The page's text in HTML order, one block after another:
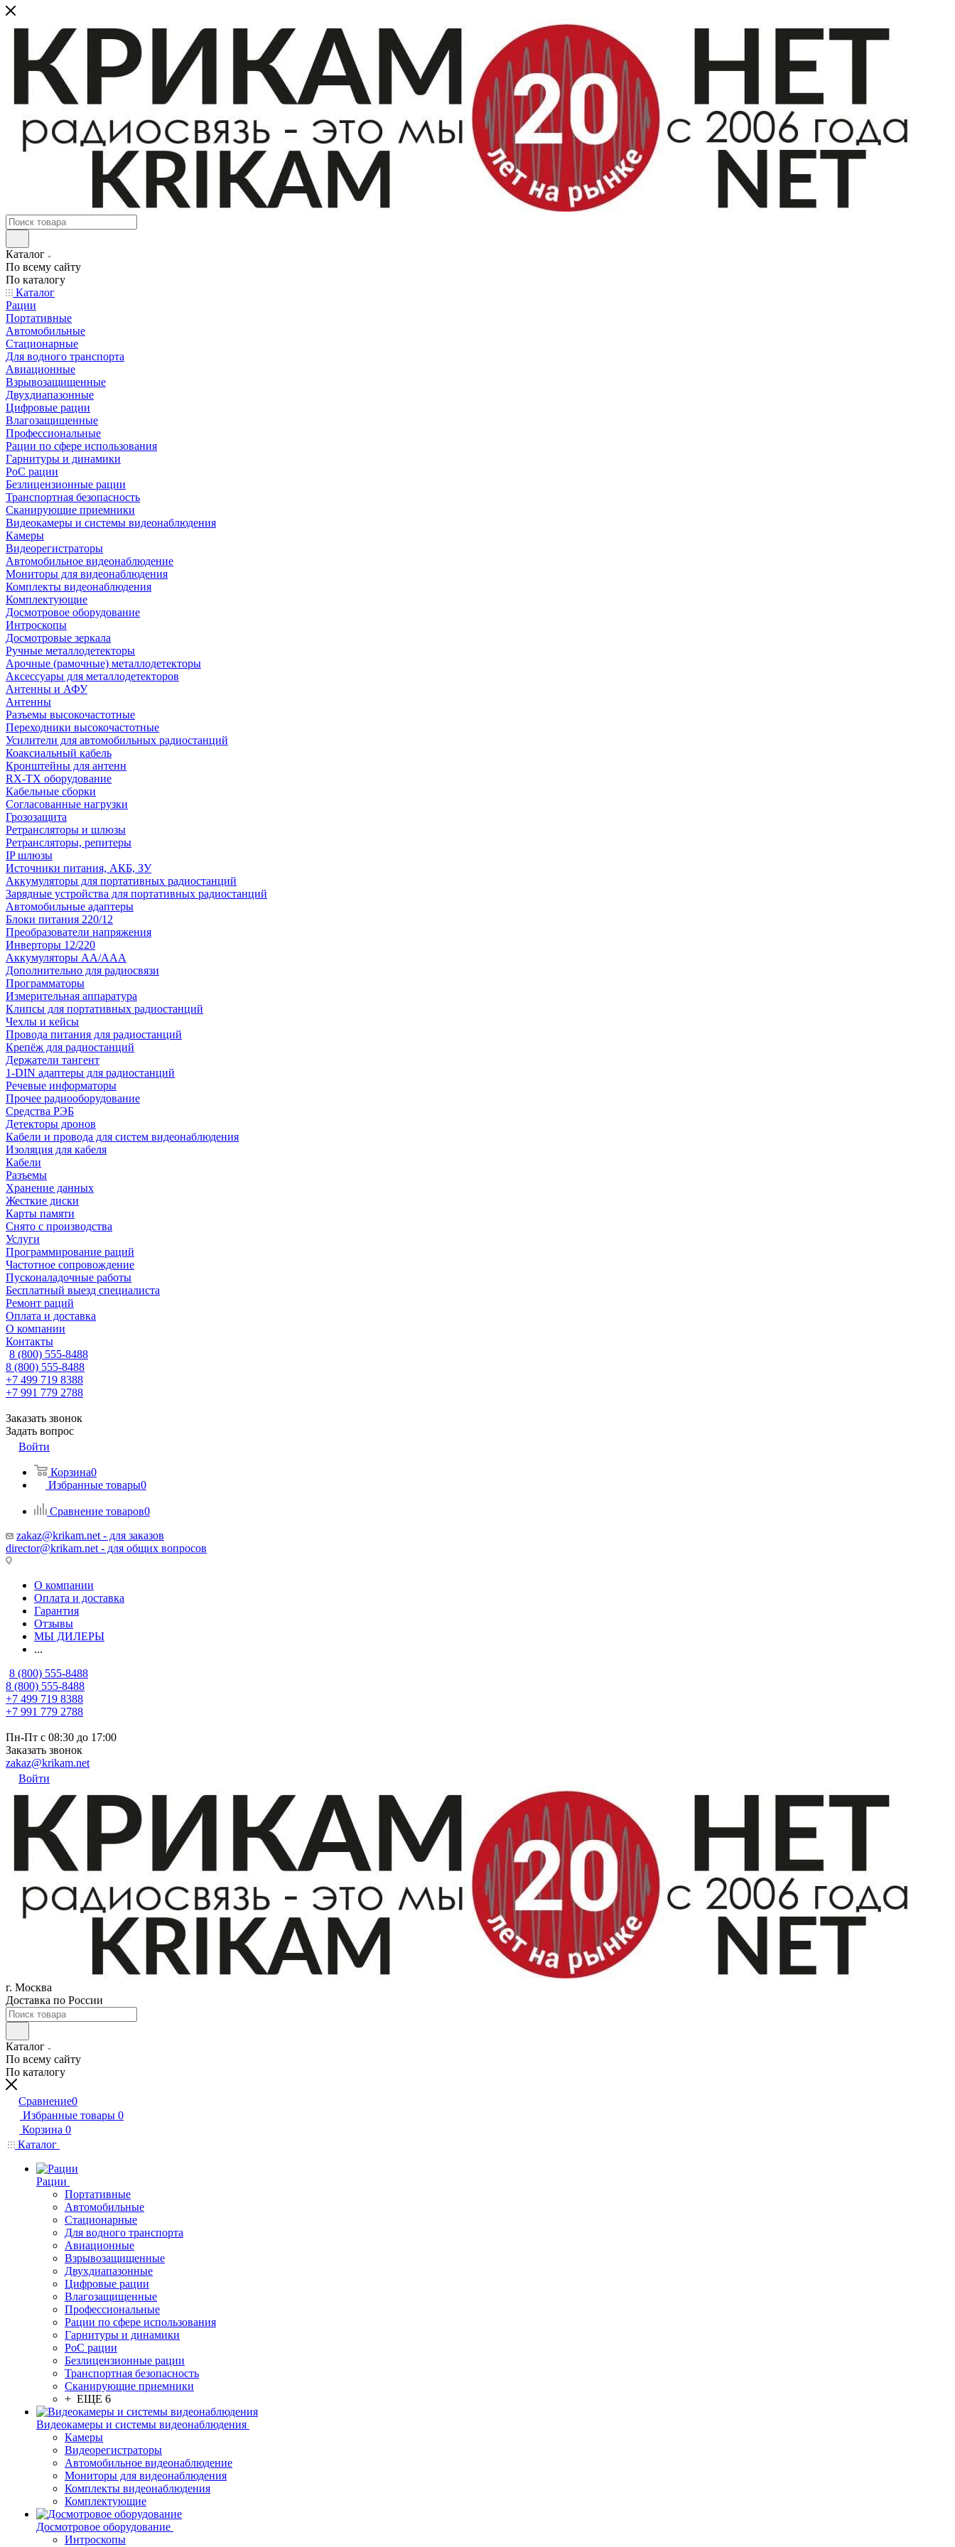
Каталог
По всему сайту
По каталогу
Каталог
Рации
Портативные
Автомобильные
Стационарные
Для водного транспорта
Авиационные
Взрывозащищенные
Двухдиапазонные
Цифровые рации
Влагозащищенные
Профессиональные
Рации по сфере использования
Гарнитуры и динамики
PoC рации
Безлицензионные рации
Транспортная безопасность
Сканирующие приемники
Видеокамеры и системы видеонаблюдения
Камеры
Видеорегистраторы
Автомобильное видеонаблюдение
Мониторы для видеонаблюдения
Комплекты видеонаблюдения
Комплектующие
Досмотровое оборудование
Интроскопы
Досмотровые зеркала
Ручные металлодетекторы
Арочные (рамочные) металлодетекторы
Аксессуары для металлодетекторов
Антенны и АФУ
Антенны
Разъемы высокочастотные
Переходники высокочастотные
Усилители для автомобильных радиостанций
Коаксиальный кабель
Кронштейны для антенн
RX-TX оборудование
Кабельные сборки
Согласованные нагрузки
Грозозащита
Ретрансляторы и шлюзы
Ретрансляторы, репитеры
IP шлюзы
Источники питания, АКБ, ЗУ
Аккумуляторы для портативных радиостанций
Зарядные устройства для портативных радиостанций
Автомобильные адаптеры
Блоки питания 220/12
Преобразователи напряжения
Инверторы 12/220
Аккумуляторы АА/ААА
Дополнительно для радиосвязи
Программаторы
Измерительная аппаратура
Клипсы для портативных радиостанций
Чехлы и кейсы
Провода питания для радиостанций
Крепёж для радиостанций
Держатели тангент
1-DIN адаптеры для радиостанций
Речевые информаторы
Прочее радиооборудование
Средства РЭБ
Детекторы дронов
Кабели и провода для систем видеонаблюдения
Изоляция для кабеля
Кабели
Разъемы
Хранение данных
Жесткие диски
Карты памяти
Снято с производства
Услуги
Программирование раций
Частотное сопровождение
Пусконаладочные работы
Бесплатный выезд специалиста
Ремонт раций
Оплата и доставка
О компании
Контакты
8 (800) 555-8488
8 (800) 555-8488
+7 499 719 8388
+7 991 779 2788
Заказать звонок
Задать вопрос
Войти
Корзина0
Избранные товары0
Сравнение товаров0
zakaz@krikam.net - для заказов
director@krikam.net - для общих вопросов
О компании
Оплата и доставка
Гарантия
Отзывы
МЫ ДИЛЕРЫ
...
8 (800) 555-8488
8 (800) 555-8488
+7 499 719 8388
+7 991 779 2788
Пн-Пт с 08:30 до 17:00
Заказать звонок
zakaz@krikam.net
Войти
г. Москва
Доставка по России
Каталог
По всему сайту
По каталогу
Сравнение0
Избранные товары 0
Корзина 0
Каталог
Рации
Портативные
Автомобильные
Стационарные
Для водного транспорта
Авиационные
Взрывозащищенные
Двухдиапазонные
Цифровые рации
Влагозащищенные
Профессиональные
Рации по сфере использования
Гарнитуры и динамики
PoC рации
Безлицензионные рации
Транспортная безопасность
Сканирующие приемники
+ ЕЩЕ 6
Видеокамеры и системы видеонаблюдения
Камеры
Видеорегистраторы
Автомобильное видеонаблюдение
Мониторы для видеонаблюдения
Комплекты видеонаблюдения
Комплектующие
Досмотровое оборудование
Интроскопы